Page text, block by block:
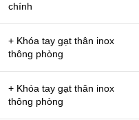
chính
+ Khóa tay gạt thân inox
thông phòng
+ Khóa tay gạt thân inox
thông phòng